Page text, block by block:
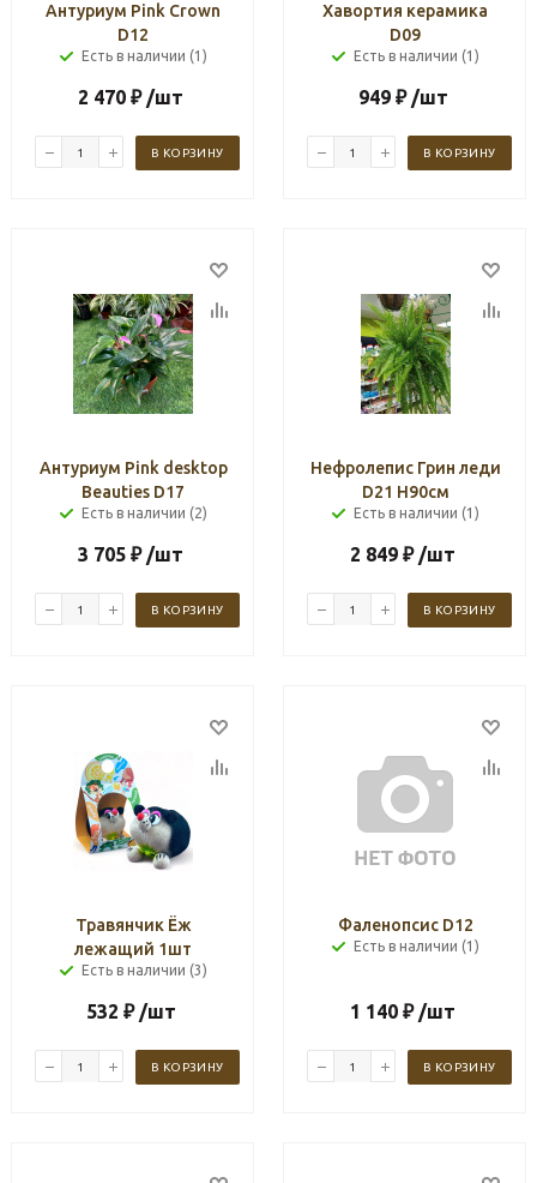
Антуриум Pink Crown
D12
Есть в наличии (1)
2 470 ₽ /шт
В КОРЗИНУ
Хавортия керамика
D09
Есть в наличии (1)
949₽ /шт
В КОРЗИНУ
Антуриум Pink desktop
Beauties D17
Есть в наличии (2)
3 705 ₽ /шт
В КОРЗИНУ
Нефролепис Грин леди
D21 H90см
Есть в наличии (1)
2 849 ₽ /шт
В КОРЗИНУ
Травянчик Ёж
лежащий 1шт
Есть в наличии (3)
532 ₽ /шт
В КОРЗИНУ
Фаленопсис D12
Есть в наличии (1)
1 140 ₽ /шт
В КОРЗИНУ